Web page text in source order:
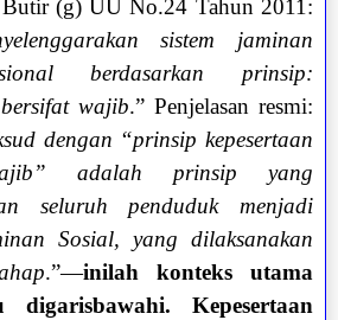
Butir (g) UU No.24 Tahun 2011:
sistem jaminan
berdasarkan prinsip:
wajib.” Penjelasan resmi:
dengan “prinsip kepesertaan
adalah prinsip yang
seluruh penduduk menjadi
Sosial, yang dilaksanakan
.”—inilah konteks utama
Kepesertaan